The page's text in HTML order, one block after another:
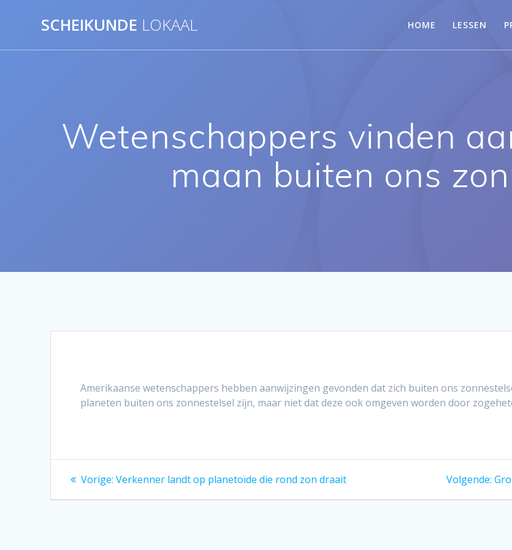
inhoud
SCHEIKUNDE LOKAAL HOME LESSEN
Wetenschappers vinden
maan buiten ons
Amerikaanse wetenschappers hebben aanwijzingen gevonden dat zich buiten ons
planeten buiten ons zonnestelsel zijn, maar niet dat deze ook omgeven worden door
Bericht
navigatie
Vorige: Vorig
Verkenner landt op planetoïde die rond zon draait Volgende: